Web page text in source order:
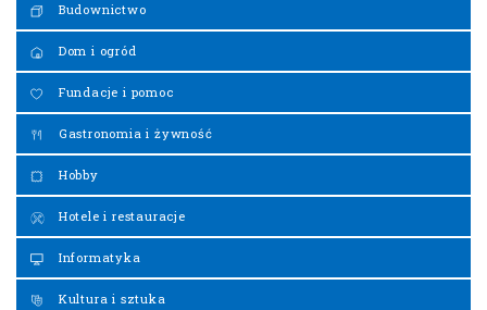
Budownictwo
Dom i ogród
Fundacje i pomoc
Gastronomia i żywność
Hobby
Hotele i restauracje
Informatyka
Kultura i sztuka